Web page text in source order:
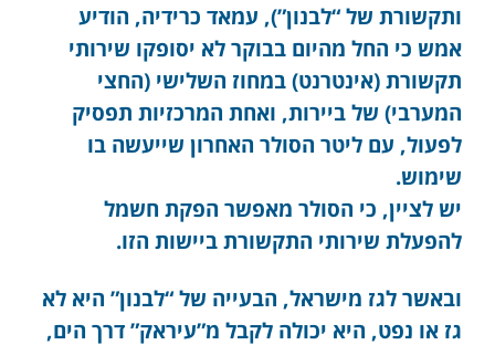
ותקשורת של “לבנון”), עמאד כרידיה, הודיע
אמש כי החל מהיום בבוקר לא יסופקו שירותי
תקשורת (אינטרנט) במחוז השלישי (החצי
המערבי) של ביירות, ואחת המרכזיות תפסיק
לפעול, עם ליטר הסולר האחרון שייעשה בו
שימוש.
יש לציין, כי הסולר מאפשר הפקת חשמל
להפעלת שירותי התקשורת ביישות הזו.
ובאשר לגז מישראל, הבעייה של “לבנון” היא לא
גז או נפט, היא יכולה לקבל מ”עיראק” דרך הים,